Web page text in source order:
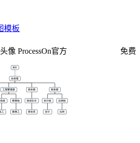
模板
ProcessOn官方
免费